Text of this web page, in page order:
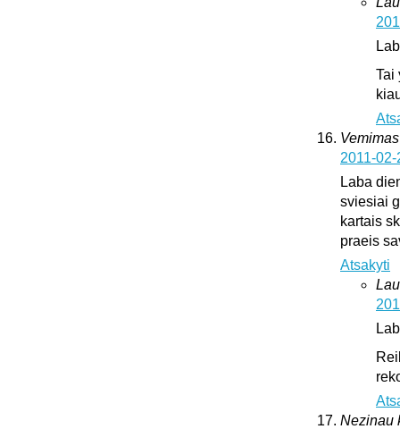
Tai
Vemimas
2011-
Laba
sviesiai
kartais
praeis
Atsakyti
Nezinau